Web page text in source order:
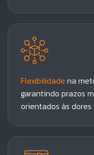
Flexibilidade na
garantindo prazos
orientados às dores